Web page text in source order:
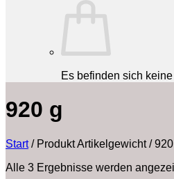
Es befinden sich
‎920 g
Start /Produkt Artikelgewicht/‎920
Alle 3 Ergebnisse werden